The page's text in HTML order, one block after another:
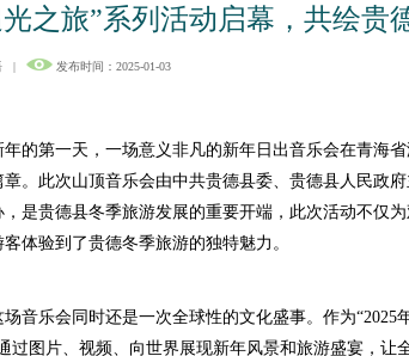
之旅”系列活动启幕，共绘贵
| 发布时间：2025-01-03
第一天，一场意义非凡的新年日出音乐会在青海省
。此次山顶音乐会由中共贵德县委、贵德县人民政
是贵德县冬季旅游发展的重要开端，此次活动不仅
体验到了贵德冬季旅游的独特魅力。
乐会同时还是一次全球性的文化盛事。作为“2025
过图片、视频、向世界展现新年风景和旅游盛宴，让